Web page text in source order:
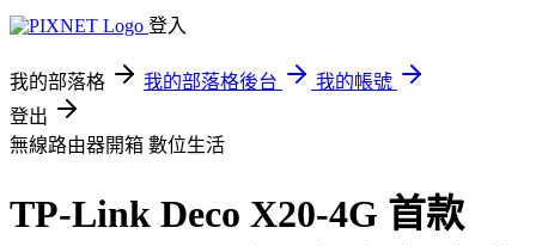
登入
我的部落格 我的部落格後台
我的帳號
登出
無線路由器開箱 數位生活
TP-Link Deco X20-4G 首款